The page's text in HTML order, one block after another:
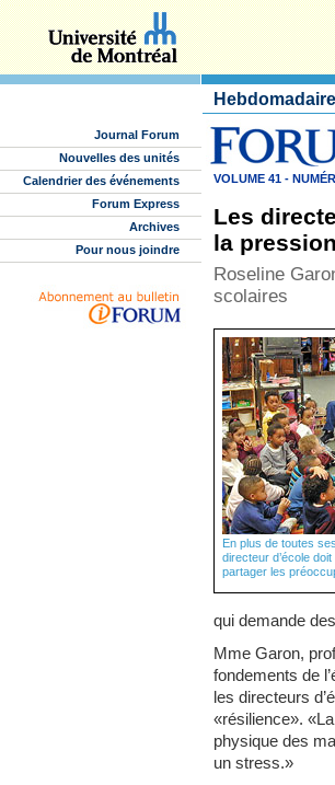
Journal Forum
Nouvelles des unités
Calendrier des événements
Forum Express
Archives
Pour nous joindre
VOLUME 41 -
Les
la
Roseline
scolaires
En plus de toutes
directeur d’école
partager les
qui demande
Mme Garon,
fondements de
les directeurs
«résilience».
physique des
un stress.»